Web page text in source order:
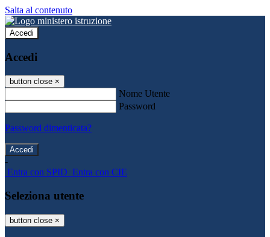
Salta al contenuto
Accedi
Accedi
button close ×
Nome Utente
Password
Password dimenticata?
-
Entra con SPID Entra con CIE
Seleziona utente
button close ×